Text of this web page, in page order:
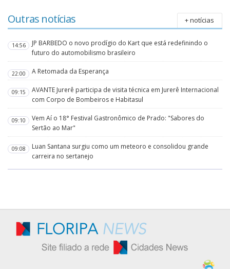
Outras notícias + notícias
14:56
JP BARBEDO o novo prodígio do Kart que está redefinindo o
futuro do automobilismo brasileiro
22:00 A Retomada da Esperança
09:15
AVANTE Jurerê participa de visita técnica em Jurerê Internacional
com Corpo de Bombeiros e Habitasul
09:10
Vem Aí o 18° Festival Gastronômico de Prado: "Sabores do
Sertão ao Mar"
09:08
Luan Santana surgiu como um meteoro e consolidou grande
carreira no sertanejo